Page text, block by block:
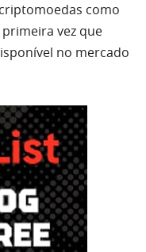
como
vez que
no mercado